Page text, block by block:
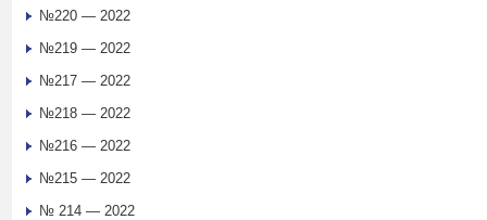
№220 — 2022
№219 — 2022
№217 — 2022
№218 — 2022
№216 — 2022
№215 — 2022
№ 214 — 2022